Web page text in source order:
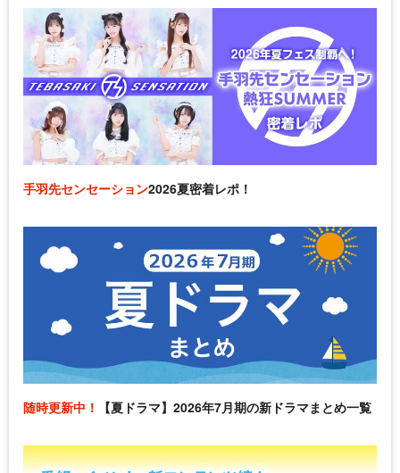
手羽先センセーション2026夏密着レポ！
随時更新中！ 【夏ドラマ】2026年7月期の新ドラマまとめ一覧